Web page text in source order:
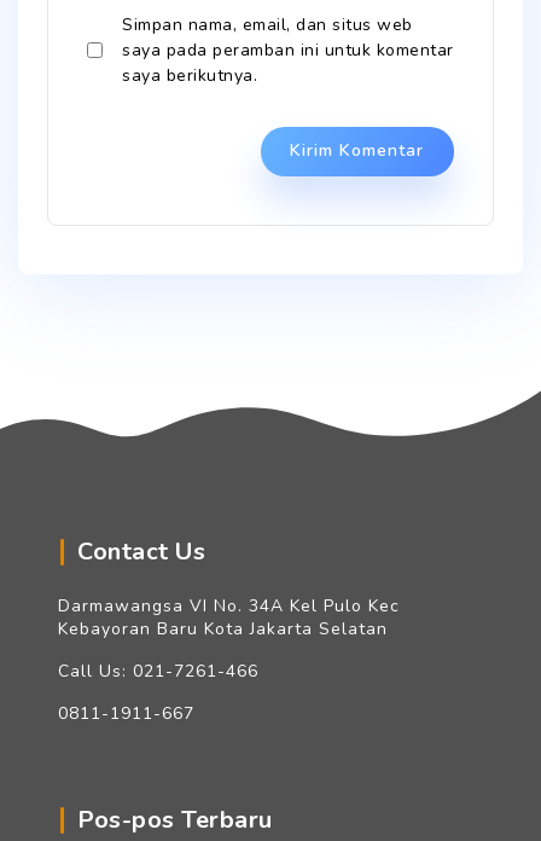
Simpan nama, email, dan situs web
saya pada peramban ini untuk komentar
saya berikutnya.
Contact Us
Darmawangsa VI No. 34A Kel Pulo Kec
Kebayoran Baru Kota Jakarta Selatan
Call Us: 021-7261-466
0811-1911-667
Pos-pos Terbaru